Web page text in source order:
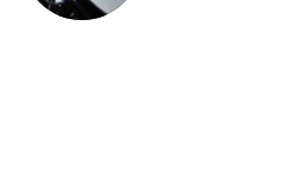
Lépések a hármas